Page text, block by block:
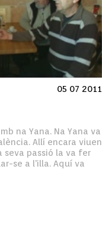
05 07 2011
na Yana. Na Yana va
Allí encara viuen
seva passió la va fer
se a l'illa. Aquí va